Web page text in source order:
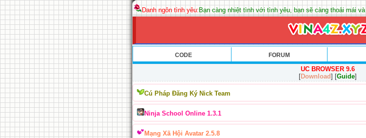
Danh ngôn tình yêu:Bạn càng nhiệt tình với tình yêu, bạn sẽ càng thoải mái
CODE FORUM
UC BROWSER 9.6
[Download] [Guide]
Cú Pháp Đăng Ký Nick Team
Ninja School Online 1.3.1
Mạng Xã Hội Avatar 2.5.8